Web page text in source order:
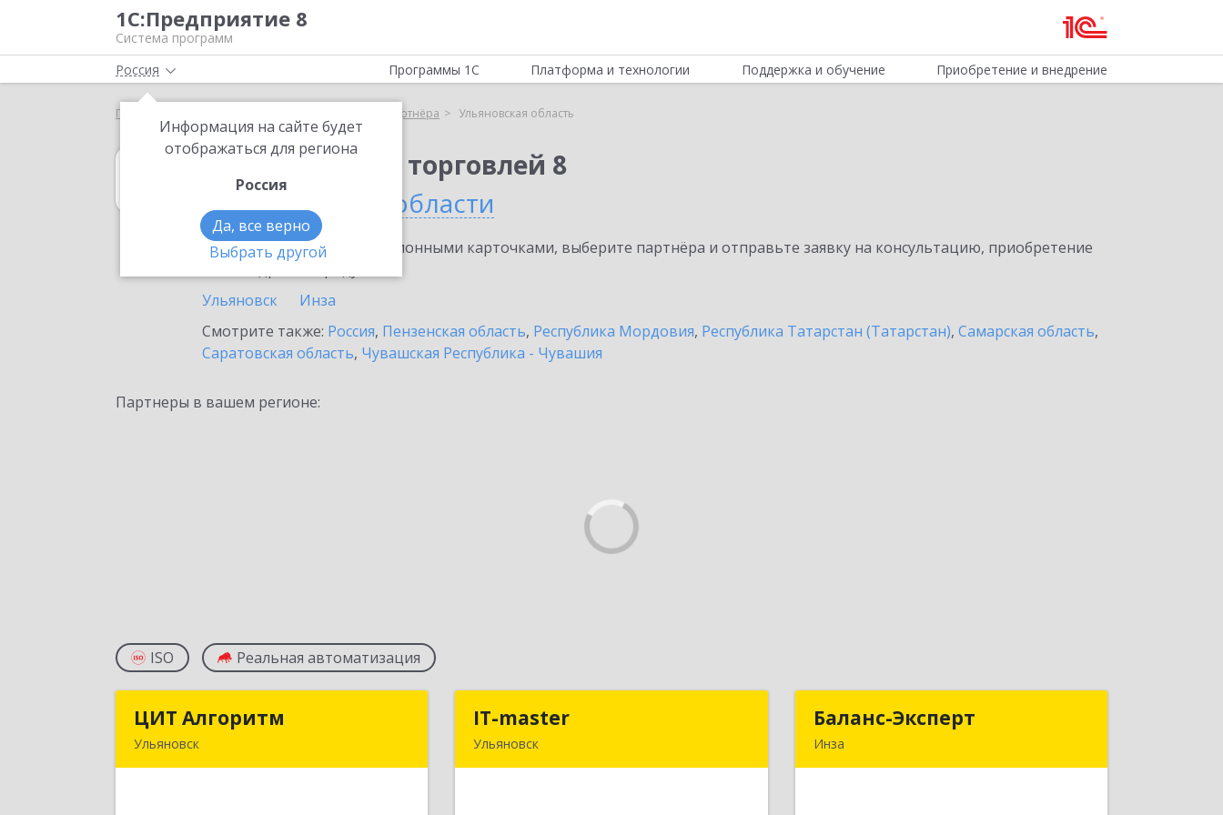
1С:Предприятие 8
Система программ
Россия
Информация на сайте будет
отображаться для региона
Россия
Да, все верно
Выбрать другой
Программы 1С Платформа и технологии Поддержка и обучение Приобретение и внедрение
Главная Выбор партнёра Ульяновская область
1С:Управление торговлей 8
в Ульяновской области
Ознакомьтесь с информационными карточками, выберите партнёра и отправьте заявку на консультацию, приобретение
Ульяновск
Инза
Смотрите также: Россия, Пензенская область, Республика Мордовия, Республика Татарстан (Татарстан), Самарская область,
Саратовская область, Чувашская Республика - Чувашия
Партнеры в вашем регионе:
ISO Реальная автоматизация
ЦИТ Алгоритм
Ульяновск
ЦИТ Алгоритм IT-master
Ульяновск
Баланс-Эксперт
Инза
Баланс-Эксперт